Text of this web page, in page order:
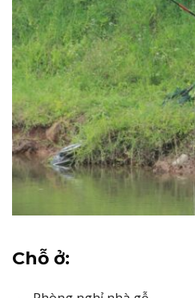
Chỗ ở: